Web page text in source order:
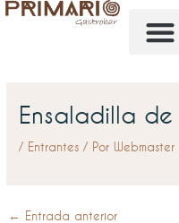
Ensaladilla
/ Entrantes / Por Webmaster
← Entrada anterior